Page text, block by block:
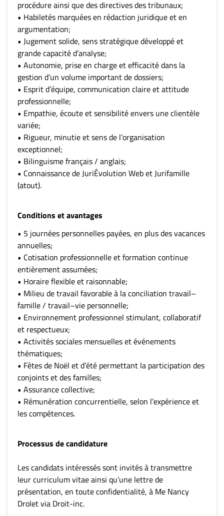
procédure ainsi que des directives des tribunaux;
• Habiletés marquées en rédaction juridique et en
argumentation;
• Jugement solide, sens stratégique développé et
grande capacité d’analyse;
• Autonomie, prise en charge et efficacité dans la
gestion d’un volume important de dossiers;
• Esprit d’équipe, communication claire et attitude
professionnelle;
• Empathie, écoute et sensibilité envers une clientèle
variée;
• Rigueur, minutie et sens de l’organisation
exceptionnel;
• Bilinguisme français / anglais;
• Connaissance de JuriÉvolution Web et Jurifamille
(atout).
Conditions et avantages
• 5 journées personnelles payées, en plus des vacances
annuelles;
• Cotisation professionnelle et formation continue
entièrement assumées;
• Horaire flexible et raisonnable;
• Milieu de travail favorable à la conciliation travail–
famille / travail–vie personnelle;
• Environnement professionnel stimulant, collaboratif
et respectueux;
• Activités sociales mensuelles et événements
thématiques;
• Fêtes de Noël et d’été permettant la participation des
conjoints et des familles;
• Assurance collective;
• Rémunération concurrentielle, selon l’expérience et
les compétences.
Processus de candidature
Les candidats intéressés sont invités à transmettre
leur curriculum vitae ainsi qu’une lettre de
présentation, en toute confidentialité, à Me Nancy
Drolet via Droit-inc.